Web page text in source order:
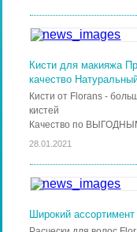
Кисти для макияжа
качество
Кисти от Florans -
кистей
Качество по
28.01.2021
Широкий